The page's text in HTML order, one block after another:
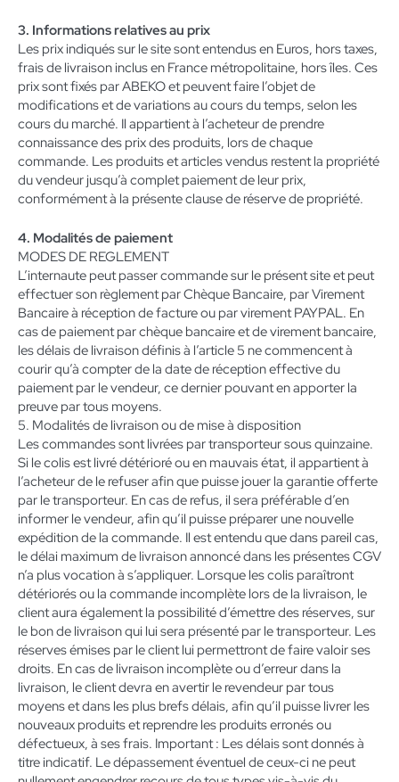
3. Informations relatives au prix
Les prix indiqués sur le site sont entendus en Euros, hors taxes,
frais de livraison inclus en France métropolitaine, hors îles. Ces
prix sont fixés par ABEKO et peuvent faire l’objet de
modifications et de variations au cours du temps, selon les
cours du marché. Il appartient à l’acheteur de prendre
connaissance des prix des produits, lors de chaque
commande. Les produits et articles vendus restent la propriété
du vendeur jusqu’à complet paiement de leur prix,
conformément à la présente clause de réserve de propriété.
4. Modalités de paiement
MODES DE REGLEMENT
L’internaute peut passer commande sur le présent site et peut
effectuer son règlement par Chèque Bancaire, par Virement
Bancaire à réception de facture ou par virement PAYPAL. En
cas de paiement par chèque bancaire et de virement bancaire,
les délais de livraison définis à l’article 5 ne commencent à
courir qu’à compter de la date de réception effective du
paiement par le vendeur, ce dernier pouvant en apporter la
preuve par tous moyens.
5. Modalités de livraison ou de mise à disposition
Les commandes sont livrées par transporteur sous quinzaine.
Si le colis est livré détérioré ou en mauvais état, il appartient à
l’acheteur de le refuser afin que puisse jouer la garantie offerte
par le transporteur. En cas de refus, il sera préférable d’en
informer le vendeur, afin qu’il puisse préparer une nouvelle
expédition de la commande. Il est entendu que dans pareil cas,
le délai maximum de livraison annoncé dans les présentes CGV
n’a plus vocation à s’appliquer. Lorsque les colis paraîtront
détériorés ou la commande incomplète lors de la livraison, le
client aura également la possibilité d’émettre des réserves, sur
le bon de livraison qui lui sera présenté par le transporteur. Les
réserves émises par le client lui permettront de faire valoir ses
droits. En cas de livraison incomplète ou d’erreur dans la
livraison, le client devra en avertir le revendeur par tous
moyens et dans les plus brefs délais, afin qu’il puisse livrer les
nouveaux produits et reprendre les produits erronés ou
défectueux, à ses frais. Important : Les délais sont donnés à
titre indicatif. Le dépassement éventuel de ceux-ci ne peut